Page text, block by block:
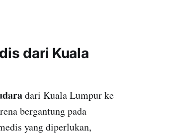
dari Kuala
dari Kuala Lumpur ke
bergantung pada
yang diperlukan,